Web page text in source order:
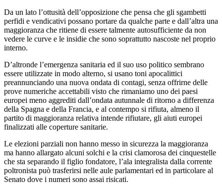
Da un lato l’ottusità dell’opposizione che pensa che gli sgambetti
perfidi e vendicativi possano portare da qualche parte e dall’altra una
maggioranza che ritiene di essere talmente autosufficiente da non
vedere le curve e le insidie che sono soprattutto nascoste nel proprio
interno.
D’altronde l’emergenza sanitaria ed il suo uso politico sembrano
essere utilizzate in modo alterno, si usano toni apocalittici
preannunciando una nuova ondata di contagi, senza offrirne delle
prove numeriche accettabili visto che rimaniamo uno dei paesi
europei meno aggrediti dall’ondata autunnale di ritorno a differenza
della Spagna e della Francia, e al contempo si rifiuta, almeno il
partito di maggioranza relativa intende rifiutare, gli aiuti europei
finalizzati alle coperture sanitarie.
Le elezioni parziali non hanno messo in sicurezza la maggioranza
ma hanno allargato alcuni solchi e la crisi clamorosa dei cinquestelle
che sta separando il figlio fondatore, l’ala integralista dalla corrente
poltronista può trasferirsi nelle aule parlamentari ed in particolare al
Senato dove i numeri sono assai risicati.